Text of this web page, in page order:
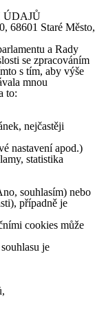
ÚDAJŮ
68601 Staré Město,
a Rady
se zpracováním
s tím, aby výše
mnou
to:
nejčastěji
nastavení apod.)
statistika
souhlasím) nebo
případně je
cookies může
je